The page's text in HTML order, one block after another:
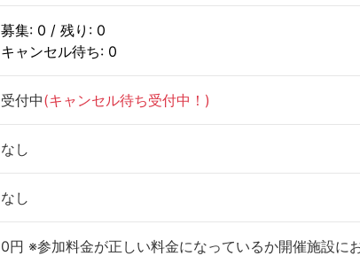
募集: 0 / 残り: 0
キャンセル待ち: 0
受付中(キャンセル待ち受付中！)
なし
なし
0円 ※参加料金が正しい料金になっているか開催施設に